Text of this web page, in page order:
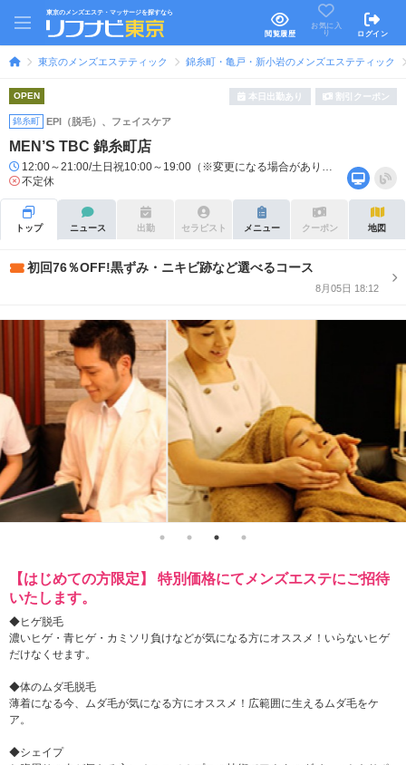
東京のメンズエステ・マッサージを探すなら
閲覧履歴
お気に入
り
ログイン
東京のメンズエステティック 錦糸町・亀戸・新小岩のメンズエステティック
OPEN 本日出勤あり 割引クーポン
錦糸町 EPI（脱毛）、フェイスケア
MEN’S TBC 錦糸町店
12:00～21:00/土日祝10:00～19:00（※変更になる場合があります）
不定休
トップ ニュース 出勤 セラピスト メニュー クーポン 地図
初回76％OFF!黒ずみ・ニキビ跡など選べるコース
8月05日 18:12
【はじめての方限定】 特別価格にてメンズエステにご招待
いたします。
◆ヒゲ脱毛
濃いヒゲ・青ヒゲ・カミソリ負けなどが気になる方にオススメ！いらないヒゲ
だけなくせます。
◆体のムダ毛脱毛
薄着になる今、ムダ毛が気になる方にオススメ！広範囲に生えるムダ毛をケ
ア。
◆シェイプ